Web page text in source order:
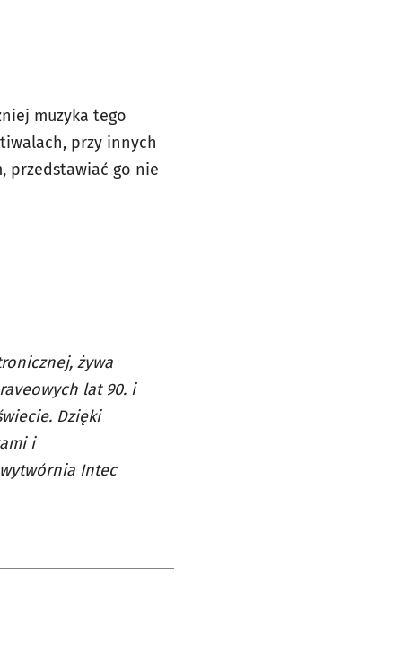
muzyka tego
przy innych
przedstawiać go nie
żywa
lat 90. i
Dzięki
i
Intec